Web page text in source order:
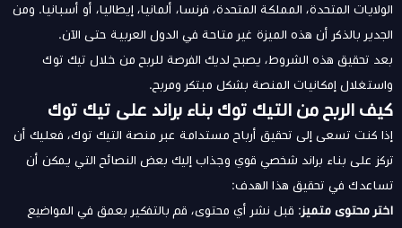
الولايات المتحدة، المملكة المتحدة، فرنسا، ألمانيا، إيطاليا، أو أسبانيا. ومن
الجدير بالذكر أن هذه الميزة غير متاحة في الدول العربية حتى الآن.
بعد تحقيق هذه الشروط، يصبح لديك الفرصة للربح من خلال تيك توك
واستغلال إمكانيات المنصة بشكل مبتكر ومربح.
كيف الربح من التيك توك بناء براند على تيك توك
إذا كنت تسعى إلى تحقيق أرباح مستدامة عبر منصة التيك توك، فعليك أن
تركز على بناء براند شخصي قوي وجذاب إليك بعض النصائح التي يمكن أن
تساعدك في تحقيق هذا الهدف:
اختر محتوى متميز: قبل نشر أي محتوى، قم بالتفكير بعمق في المواضيع